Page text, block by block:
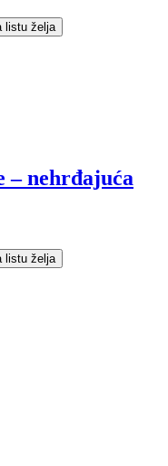
listu želja
– nehrđajuća
listu želja